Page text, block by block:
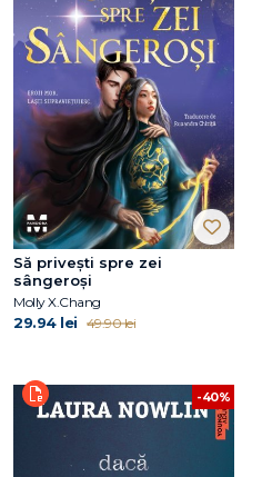
Să privești spre zei
sângeroși
Molly X.Chang
29.94 lei 49.90 lei
-40%